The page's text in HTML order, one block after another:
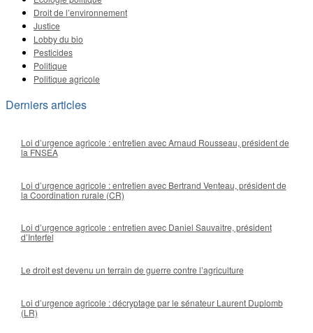
Droit de l’environnement
Justice
Lobby du bio
Pesticides
Politique
Politique agricole
Derniers articles
Loi d’urgence agricole : entretien avec Arnaud Rousseau, président de
la FNSEA
Loi d’urgence agricole : entretien avec Bertrand Venteau, président de
la Coordination rurale (CR)
Loi d’urgence agricole : entretien avec Daniel Sauvaitre, président
d’Interfel
Le droit est devenu un terrain de guerre contre l’agriculture
Loi d’urgence agricole : décryptage par le sénateur Laurent Duplomb
(LR)